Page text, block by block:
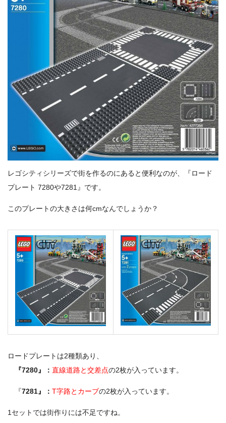
レゴシティシリーズで街を作るのにあると便利なのが、『ロード
プレート 7280や7281』です。
このプレートの大きさは何cmなんでしょうか？
ロードプレートは2種類あり、
『7280』： 直線道路と交差点の2枚が入っています。
『7281』： T字路とカーブの2枚が入っています。
1セットでは街作りには不足ですね。